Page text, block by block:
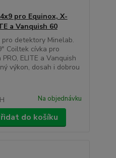
pro Equinox, X-
a Vanquish 60
detektory Minelab.
Coiltek cívka pro
ELITE a Vanquish
výkon, dosah i dobrou
Na objednávku
do košíku